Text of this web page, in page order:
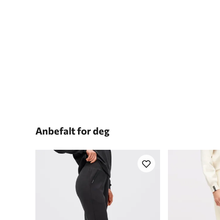
Anbefalt for deg